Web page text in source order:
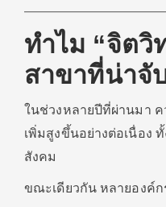
ทำไม “จิตวิ
สาขาที่น่าจั
ในช่วงหลายปีที่ผ่านมา
เพิ่มสูงขึ้นอย่างต่อเนื่อง
สังคม
ขณะเดียวกัน หลายองค์